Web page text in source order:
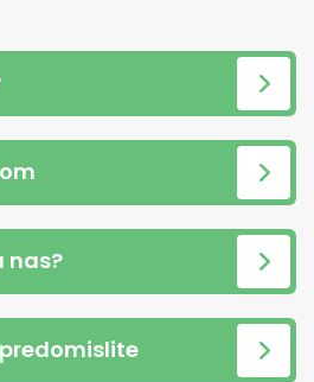
nas?
predomislite